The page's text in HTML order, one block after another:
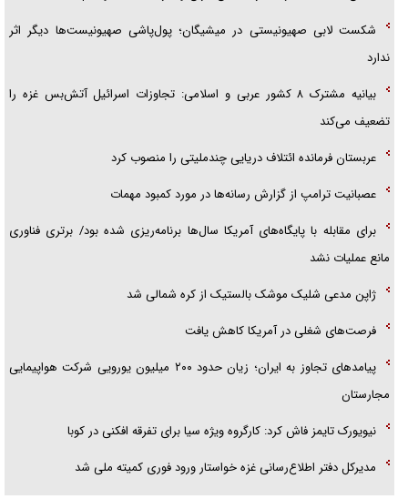
شکست لابی صهیونیستی در میشیگان؛ پول‌پاشی صهیونیست‌ها دیگر اثر
ندارد
بیانیه مشترک ۸ کشور عربی و اسلامی: تجاوزات اسرائیل آتش‌بس غزه را
تضعیف می‌کند
عربستان فرمانده ائتلاف دریایی چندملیتی را منصوب کرد
عصبانیت ترامپ از گزارش رسانه‌ها در مورد کمبود مهمات
برای مقابله با پایگاه‌های آمریکا سال‌ها برنامه‌ریزی شده بود/ برتری فناوری
مانع عملیات نشد
ژاپن مدعی شلیک موشک بالستیک از کره شمالی شد
فرصت‌های شغلی در آمریکا کاهش یافت
پیامد‌های تجاوز به ایران؛ زیان حدود ۲۰۰ میلیون یورویی شرکت هواپیمایی
مجارستان
نیویورک تایمز فاش کرد: کارگروه ویژه سیا برای تفرقه افکنی در کوبا
مدیرکل دفتر اطلاع‌رسانی غزه خواستار ورود فوری کمیته ملی شد